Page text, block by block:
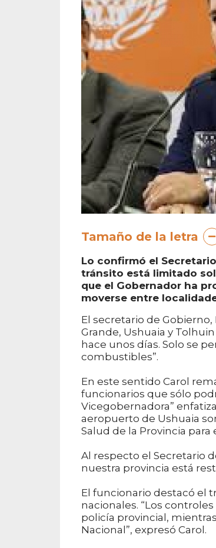
Tamaño de la letra
Lo confirmó el
tránsito está limitado
que el Gobernador ha
moverse entre
El secretario de
Grande, Ushuaia y
hace unos días. Solo se
combustibles”.
En este sentido Carol
funcionarios que sólo
Vicegobernadora”
aeropuerto de Ushuaia
Salud de la Provincia
Al respecto el Secretario
nuestra provincia está
El funcionario destacó el
nacionales. “Los
policía provincial,
Nacional”, expresó Carol.